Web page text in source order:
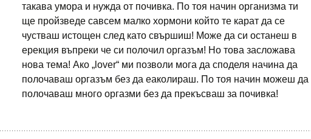
такава умора и нужда от почивка. По тоя начин организма ти
ще пройзведе савсем малко хормони който те карат да се
чустваш истощен след като свършиш! Може да си останеш в
ерекция въпреки че си полочил оргазъм! Но това засложава
нова тема! Ако „lover“ ми позволи мога да споделя начина да
полочаваш оргазъм без да еаколираш. По тоя начин можеш да
полочаваш много оргазми без да прекъсваш за почивка!